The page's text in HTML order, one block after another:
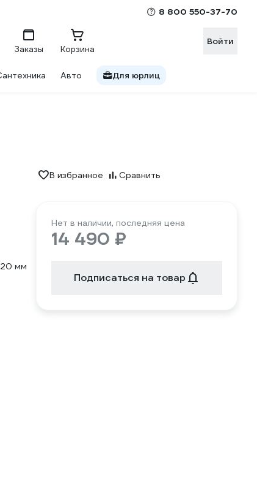
8 800 550-37-70
Заказы Корзина
Войти
Авто Для юрлиц
В избранное Сравнить
мм
Нет в наличии, последняя цена
14 490 ₽
Подписаться на товар